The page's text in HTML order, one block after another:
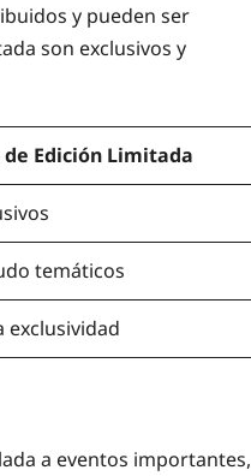
y pueden ser
son exclusivos y
Edición Limitada
temáticos
exclusividad
a eventos importantes,